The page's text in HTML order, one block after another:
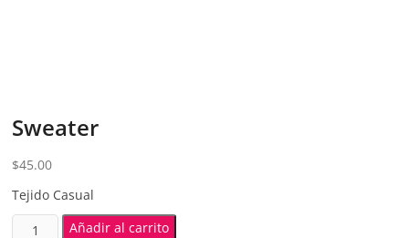
Sweater
$45.00
Tejido Casual
Añadir al carrito